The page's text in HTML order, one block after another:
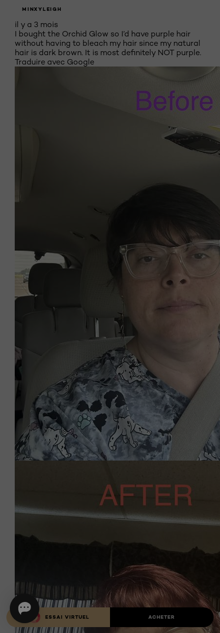
MINXYLEIGH
il y a 3 mois
I bought the Orchid Glow so I’d have purple hair
without having to bleach my hair since my natural
hair is dark brown. It is most definitely NOT purple.
Traduire avec Google
ESSAI VIRTUEL ACHETER